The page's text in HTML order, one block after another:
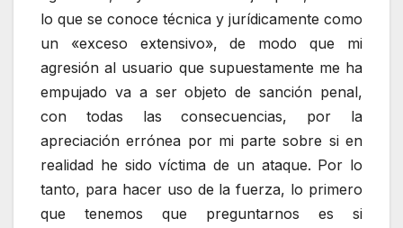
lo que se conoce técnica y jurídicamente como
un «exceso extensivo», de modo que mi
agresión al usuario que supuestamente me ha
empujado va a ser objeto de sanción penal,
con todas las consecuencias, por la
apreciación errónea por mi parte sobre si en
realidad he sido víctima de un ataque. Por lo
tanto, para hacer uso de la fuerza, lo primero
que tenemos que preguntarnos es si